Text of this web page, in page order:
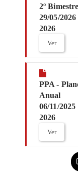
2º Bimestre
29/05/2026
2026
Ver
PPA -
Anual
06/11/2025
2026
Ver